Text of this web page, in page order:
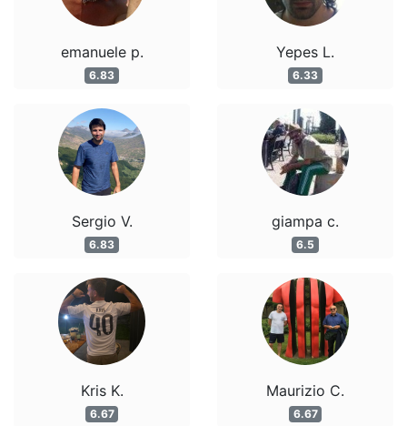
emanuele p.
6.83
Sergio V.
6.83
Kris K.
6.67
Yepes L.
6.33
giampa c.
6.5
Maurizio C.
6.67